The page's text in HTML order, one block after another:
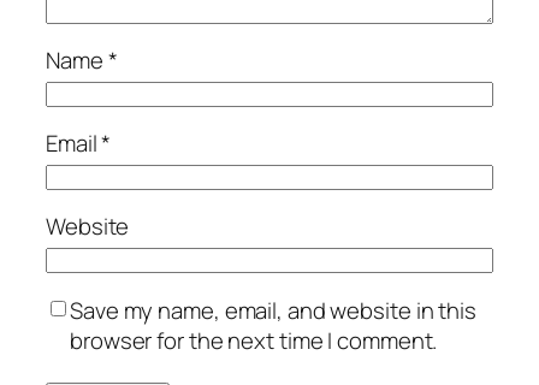
Name*
Email*
Website
Save my name, email, and website in this
browser for the next time I comment.